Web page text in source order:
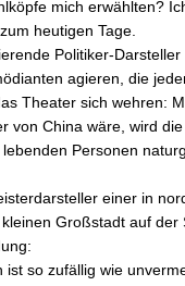
mich erwählten?
heutigen Tage.
Politiker-
agieren, die
Theater sich wehren:
von China wäre, wird
Personen
einer in
Großstadt auf
ist so zufällig wie